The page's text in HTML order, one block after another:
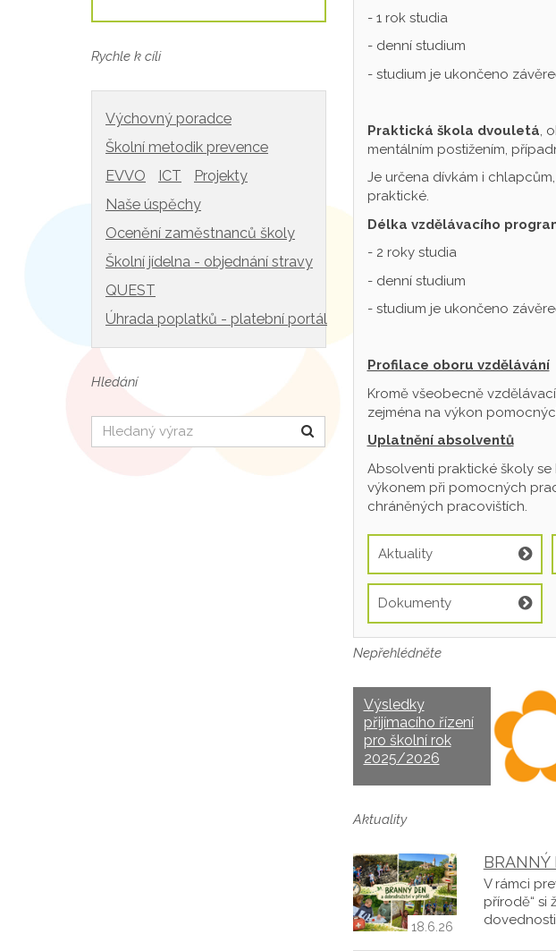
Rychle k cíli
Výchovný poradce
Školní metodik prevence
EVVO
ICT
Projekty
Naše úspěchy
Ocenění zaměstnanců školy
Školní jídelna - objednání stravy
QUEST
Úhrada poplatků - platební portál
Hledání
Hledat
- 1 rok studia
- denní studium
- studium je ukončeno
Praktická škola dvouletá,
mentálním postižením,
Je určena dívkám i
praktické.
Délka vzdělávacího
- 2 roky studia
- denní studium
- studium je ukončeno
Profilace oboru vzdělávání
Kromě všeobecně
zejména na výkon
Uplatnění absolventů
Absolventi praktické školy
výkonem při pomocných
chráněných pracovištích.
Aktuality
Dokumenty
Nepřehlédněte
Výsledky
přijímacího řízení
pro školní rok
2025/2026
Aktuality
18.6.26
BRANNÝ
V rámci
přírodě“ si